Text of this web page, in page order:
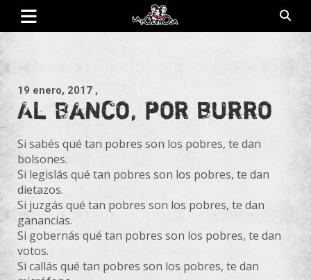
Saltar
contenido
19 enero, 2017 ,
Al Banco, por burro
Si sabés qué tan pobres son los pobres, te dan
bolsones.
Si legislás qué tan pobres son los pobres, te dan
dietazos.
Si juzgás qué tan pobres son los pobres, te dan
ganancias.
Si gobernás qué tan pobres son los pobres, te dan
votos.
Si callás qué tan pobres son los pobres, te dan